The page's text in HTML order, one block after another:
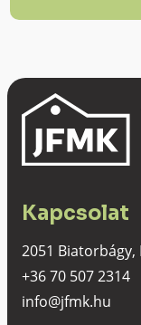
Kapcsolat
2051
+36 70 507 2314
info@jfmk.hu